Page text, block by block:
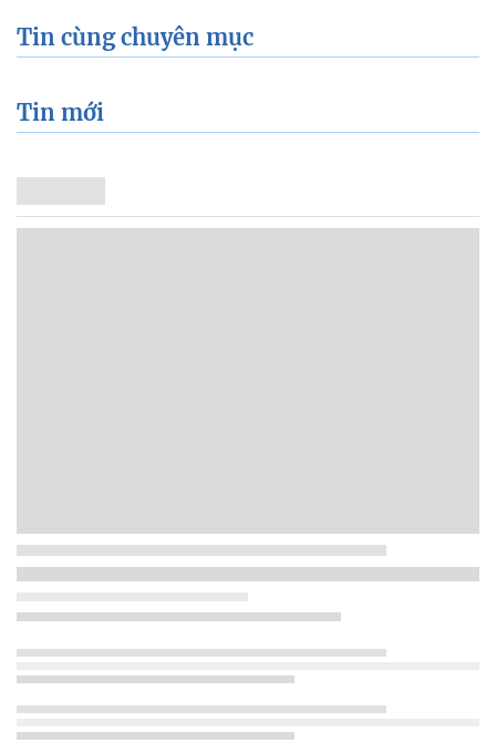
Tin cùng chuyên mục
Tin mới